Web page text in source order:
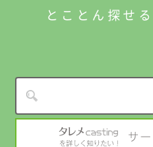
とことん探せ